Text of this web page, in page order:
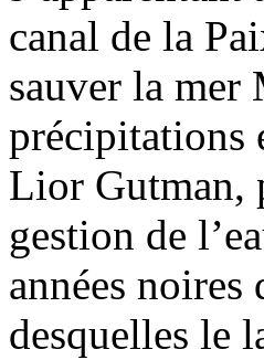
canal de la
sauver la mer
précipitations
Lior Gutman,
gestion de
années noires
desquelles le